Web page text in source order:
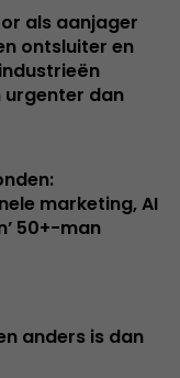
als aanjager
ontsluiter en
urgenter dan
marketing, AI
50+-man
anders is dan